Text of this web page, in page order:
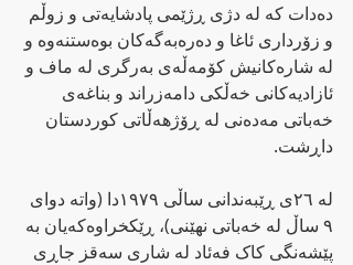
دەدات کە لە دژی ڕژێمی پادشایەتی و زوڵم
و زۆرداری ئاغا و دەرەبەگەکان بوەستنەوە و
لە شارەکانیش کۆمەڵەی بەرگری لە ماف و
ئازادیەکانی خەڵکی دامەزراند و بناغەی
خەباتی مەدەنی لە ڕۆژهەڵاتی کوردستان
داڕشت.
لە ٢٦ی ڕێبەندانی ساڵی ١٩٧٩دا (واتە دوای
٩ ساڵ لە خەباتی نهێنی)، ڕێکخراوەکەیان بە
پێشەنگی کاک فەئاد لە شاری سەقز جاڕی